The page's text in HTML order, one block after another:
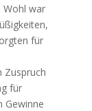
Wohl war
für
Zuspruch
für
Gewinne